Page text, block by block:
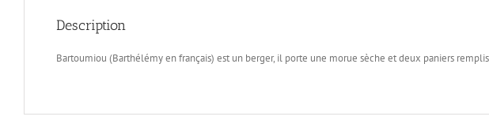
Description
Bartoumiou (Barthélémy en français) est un berger, il porte une morue sèche et deux paniers